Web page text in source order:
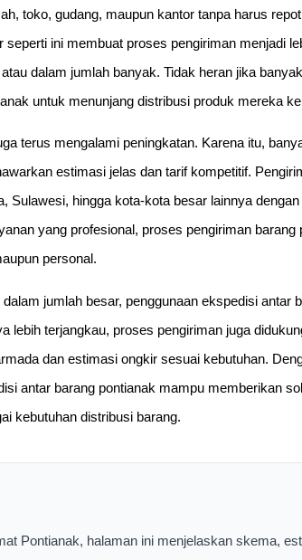
toko, gudang, maupun kantor tanpa harus
ini membuat proses pengiriman menjadi
dalam jumlah banyak. Tidak heran jika
untuk menunjang distribusi produk mereka
terus mengalami peningkatan. Karena itu,
estimasi jelas dan tarif kompetitif.
Sulawesi, hingga kota-kota besar lainnya
yang profesional, proses pengiriman barang
personal.
jumlah besar, penggunaan ekspedisi antar
lebih terjangkau, proses pengiriman juga
dan estimasi ongkir sesuai kebutuhan.
antar barang pontianak mampu memberikan
kebutuhan distribusi barang.
Pontianak, halaman ini menjelaskan skema,